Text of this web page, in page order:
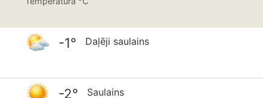
-1° Daļēji saulains
-2° Saulains